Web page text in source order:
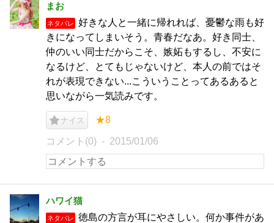
まお
ネタバレ
好きな人と一緒に帰れれば、憂鬱な雨も好
きになってしまいそう。青春だなあ。好き同士、
仲のいい同士だからこそ、嫉妬もするし、不安に
なるけど、とてもじゃないけど、本人の前ではそ
れが表現できない...こういうことってあるあると
思いながら一気読みです。
ナイス ★8
コメント(0) 2015/01/06
ハワイ猫
ネタバレ
徳島の方言が耳にやさしい。何か事件があ